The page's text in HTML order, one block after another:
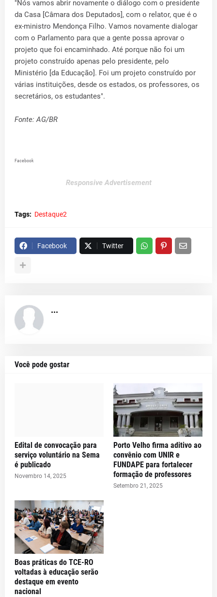
"Nós vamos abrir novamente o diálogo com o presidente
da Casa [Câmara dos Deputados], com o relator, que é o
ex-ministro Mendonça Filho. Vamos novamente dialogar
com o Parlamento para que a gente possa aprovar o
projeto que foi encaminhado. Até porque não foi um
projeto construído apenas pelo presidente, pelo
Ministério [da Educação]. Foi um projeto construído por
várias instituições, desde os estados, os professores, os
secretários, os estudantes".
Fonte: AG/BR
Facebook
Responsive Advertisement
Tags: Destaque2
Facebook Twitter
...
Você pode gostar
Edital de convocação para
serviço voluntário na Sema
é publicado
Novembro 14, 2025
Porto Velho firma aditivo ao
convênio com UNIR e
FUNDAPE para fortalecer
formação de professores
Setembro 21, 2025
Boas práticas do TCE-RO
voltadas à educação serão
destaque em evento
nacional